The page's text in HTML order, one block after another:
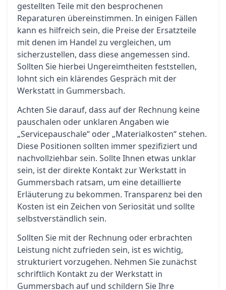
gestellten Teile mit den besprochenen
Reparaturen übereinstimmen. In einigen Fällen
kann es hilfreich sein, die Preise der Ersatzteile
mit denen im Handel zu vergleichen, um
sicherzustellen, dass diese angemessen sind.
Sollten Sie hierbei Ungereimtheiten feststellen,
lohnt sich ein klärendes Gespräch mit der
Werkstatt in Gummersbach.
Achten Sie darauf, dass auf der Rechnung keine
pauschalen oder unklaren Angaben wie
„Servicepauschale“ oder „Materialkosten“ stehen.
Diese Positionen sollten immer spezifiziert und
nachvollziehbar sein. Sollte Ihnen etwas unklar
sein, ist der direkte Kontakt zur Werkstatt in
Gummersbach ratsam, um eine detaillierte
Erläuterung zu bekommen. Transparenz bei den
Kosten ist ein Zeichen von Seriosität und sollte
selbstverständlich sein.
Sollten Sie mit der Rechnung oder erbrachten
Leistung nicht zufrieden sein, ist es wichtig,
strukturiert vorzugehen. Nehmen Sie zunächst
schriftlich Kontakt zu der Werkstatt in
Gummersbach auf und schildern Sie Ihre